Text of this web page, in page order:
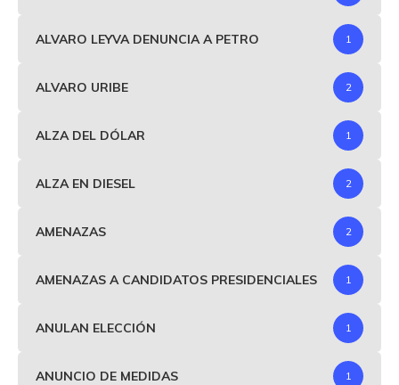
ALVARO LEYVA DENUNCIA A PETRO 1
ALVARO URIBE 2
ALZA DEL DÓLAR 1
ALZA EN DIESEL 2
AMENAZAS 2
AMENAZAS A CANDIDATOS PRESIDENCIALES 1
ANULAN ELECCIÓN 1
ANUNCIO DE MEDIDAS 1